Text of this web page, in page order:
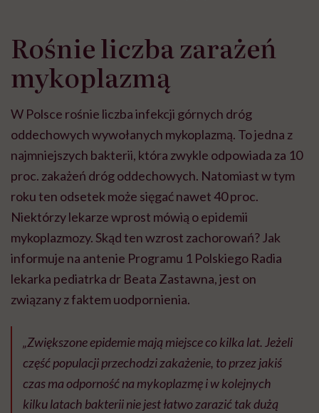
Rośnie liczba zarażeń
mykoplazmą
W Polsce rośnie liczba infekcji górnych dróg
oddechowych wywołanych mykoplazmą. To jedna z
najmniejszych bakterii, która zwykle odpowiada za 10
proc. zakażeń dróg oddechowych. Natomiast w tym
roku ten odsetek może sięgać nawet 40 proc.
Niektórzy lekarze wprost mówią o epidemii
mykoplazmozy. Skąd ten wzrost zachorowań? Jak
informuje na antenie Programu 1 Polskiego Radia
lekarka pediatrka dr Beata Zastawna, jest on
związany z faktem uodpornienia.
„Zwiększone epidemie mają miejsce co kilka lat. Jeżeli
część populacji przechodzi zakażenie, to przez jakiś
czas ma odporność na mykoplazmę i w kolejnych
kilku latach bakterii nie jest łatwo zarazić tak dużą